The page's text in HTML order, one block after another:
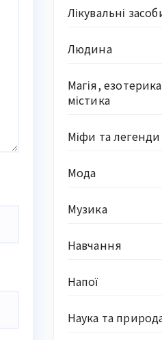
Лікувальні
Людина
Магія,
містика
Міфи та легенди
Мода
Музика
Навчання
Напої
Наука та